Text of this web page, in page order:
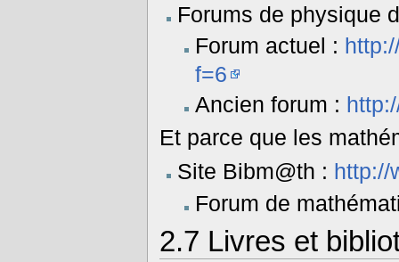
Forums de physique
Forum actuel :
f=6
Ancien forum :
Et parce que les
Site Bibm@th : http://
Forum de
2.7 Livres et